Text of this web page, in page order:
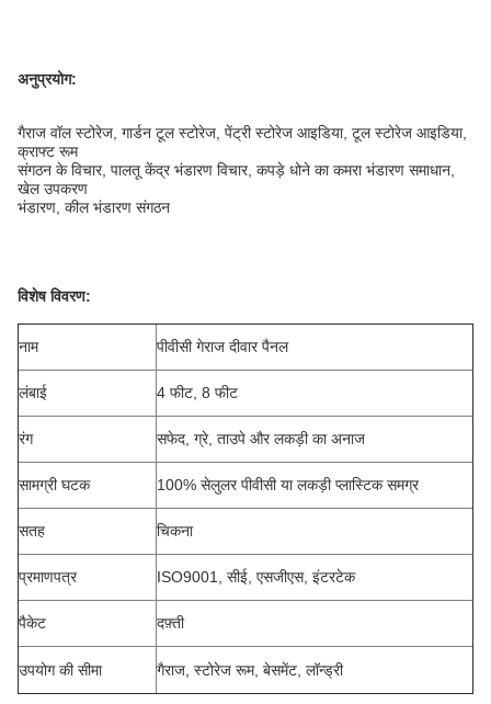
अनुप्रयोग:
गैराज वॉल स्टोरेज, गार्डन टूल स्टोरेज, पेंट्री स्टोरेज आइडिया, टूल स्टोरेज आइडिया,
क्राफ्ट रूम
संगठन के विचार, पालतू केंद्र भंडारण विचार, कपड़े धोने का कमरा भंडारण समाधान,
खेल उपकरण
भंडारण, कील भंडारण संगठन
विशेष विवरण:
नाम पीवीसी गेराज दीवार पैनल
लंबाई 4 फीट, 8 फीट
रंग सफेद, ग्रे, ताउपे और लकड़ी का अनाज
सामग्री घटक 100% सेलुलर पीवीसी या लकड़ी प्लास्टिक समग्र
सतह चिकना
प्रमाणपत्र ISO9001, सीई, एसजीएस, इंटरटेक
पैकेट दफ़्ती
उपयोग की सीमा गैराज, स्टोरेज रूम, बेसमेंट, लॉन्ड्री